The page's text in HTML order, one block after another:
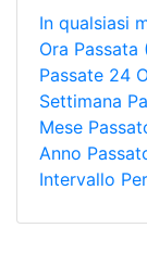
In qualsiasi
Ora Passata
Passate 24
Settimana
Mese
Anno
Intervallo